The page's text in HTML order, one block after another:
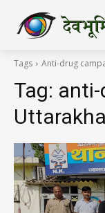
Tags Anti-drug
Tag: